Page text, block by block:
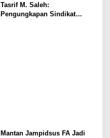
Tasrif M. Saleh:
Pengungkapan Sindikat
Mantan Jampidsus FA Jadi